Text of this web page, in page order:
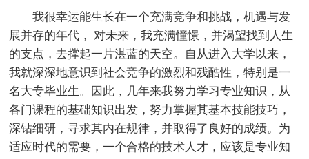
我很幸运能生长在一个充满竞争和挑战，机遇与发
展并存的年代， 对未来，我充满憧憬，并渴望找到人生
的支点，去撑起一片湛蓝的天空。自从进入大学以来，
我就深深地意识到社会竞争的激烈和残酷性，特别是一
名大专毕业生。因此，几年来我努力学习专业知识，从
各门课程的基础知识出发，努力掌握其基本技能技巧，
深钻细研，寻求其内在规律，并取得了良好的成绩。为
适应时代的需要，一个合格的技术人才，应该是专业知